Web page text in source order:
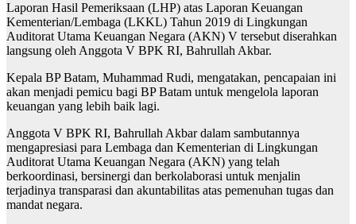
Laporan Hasil Pemeriksaan (LHP) atas Laporan Keuangan
Kementerian/Lembaga (LKKL) Tahun 2019 di Lingkungan
Auditorat Utama Keuangan Negara (AKN) V tersebut diserahkan
langsung oleh Anggota V BPK RI, Bahrullah Akbar.
Kepala BP Batam, Muhammad Rudi, mengatakan, pencapaian ini
akan menjadi pemicu bagi BP Batam untuk mengelola laporan
keuangan yang lebih baik lagi.
Anggota V BPK RI, Bahrullah Akbar dalam sambutannya
mengapresiasi para Lembaga dan Kementerian di Lingkungan
Auditorat Utama Keuangan Negara (AKN) yang telah
berkoordinasi, bersinergi dan berkolaborasi untuk menjalin
terjadinya transparasi dan akuntabilitas atas pemenuhan tugas dan
mandat negara.